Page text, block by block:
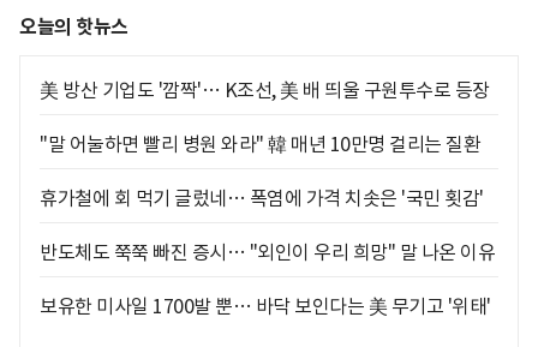
오늘의 핫뉴스
美 방산 기업도 '깜짝'… K조선, 美 배 띄울 구원투수로 등장
"말 어눌하면 빨리 병원 와라" 韓 매년 10만명 걸리는 질환
휴가철에 회 먹기 글렀네… 폭염에 가격 치솟은 '국민 횟감'
반도체도 쭉쭉 빠진 증시… "외인이 우리 희망" 말 나온 이유
보유한 미사일 1700발 뿐… 바닥 보인다는 美 무기고 '위태'